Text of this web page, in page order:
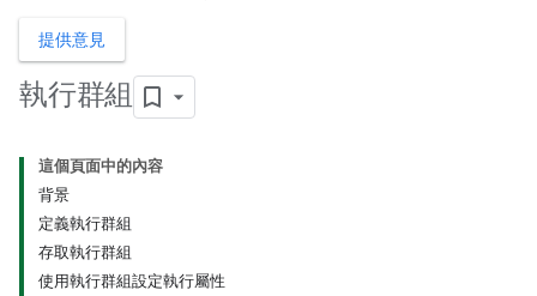
提供意見
執行群組
這個頁面中的內容
背景
定義執行群組
存取執行群組
使用執行群組設定執行屬性